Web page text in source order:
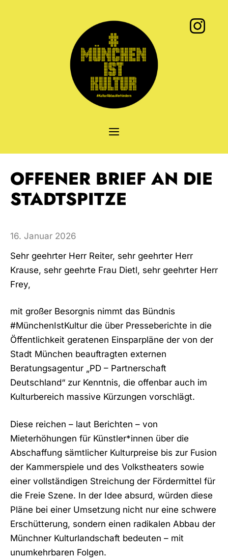
MENÜ
OFFENER BRIEF AN DIE
STADTSPITZE
16. Januar 2026
Sehr geehrter Herr Reiter, sehr geehrter Herr
Krause, sehr geehrte Frau Dietl, sehr geehrter Herr
Frey,
mit großer Besorgnis nimmt das Bündnis
#MünchenIstKultur die über Presseberichte in die
Öffentlichkeit geratenen Einsparpläne der von der
Stadt München beauftragten externen
Beratungsagentur „PD – Partnerschaft
Deutschland“ zur Kenntnis, die offenbar auch im
Kulturbereich massive Kürzungen vorschlägt.
Diese reichen – laut Berichten – von
Mieterhöhungen für Künstler*innen über die
Abschaffung sämtlicher Kulturpreise bis zur Fusion
der Kammerspiele und des Volkstheaters sowie
einer vollständigen Streichung der Fördermittel für
die Freie Szene. In der Idee absurd, würden diese
Pläne bei einer Umsetzung nicht nur eine schwere
Erschütterung, sondern einen radikalen Abbau der
Münchner Kulturlandschaft bedeuten – mit
unumkehrbaren Folgen.